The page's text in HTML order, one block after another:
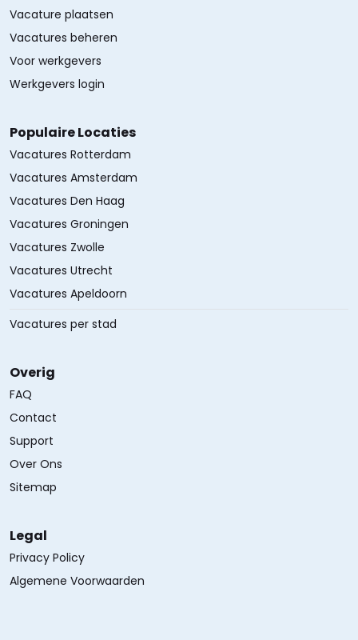
Vacature plaatsen
Vacatures beheren
Voor werkgevers
Werkgevers login
Populaire Locaties
Vacatures Rotterdam
Vacatures Amsterdam
Vacatures Den Haag
Vacatures Groningen
Vacatures Zwolle
Vacatures Utrecht
Vacatures Apeldoorn
Vacatures per stad
Overig
FAQ
Contact
Support
Over Ons
Sitemap
Legal
Privacy Policy
Algemene Voorwaarden